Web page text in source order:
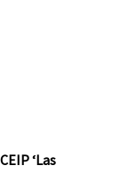
‘Las